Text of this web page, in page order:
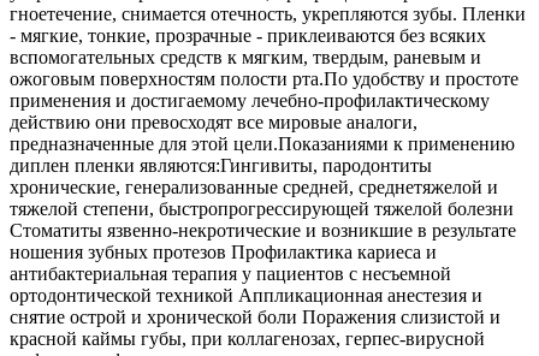
гноетечение, снимается отечность, укрепляются зубы. Пленки
- мягкие, тонкие, прозрачные - приклеиваются без всяких
вспомогательных средств к мягким, твердым, раневым и
ожоговым поверхностям полости рта.По удобству и простоте
применения и достигаемому лечебно-профилактическому
действию они превосходят все мировые аналоги,
предназначенные для этой цели.Показаниями к применению
диплен пленки являются:Гингивиты, пародонтиты
хронические, генерализованные средней, среднетяжелой и
тяжелой степени, быстропрогрессирующей тяжелой болезни
Стоматиты язвенно-некротические и возникшие в результате
ношения зубных протезов Профилактика кариеса и
антибактериальная терапия у пациентов с несъемной
ортодонтической техникой Аппликационная анестезия и
снятие острой и хронической боли Поражения слизистой и
красной каймы губы, при коллагенозах, герпес-вирусной